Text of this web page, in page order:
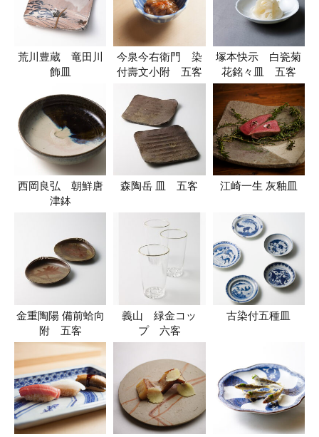
荒川豊蔵 竜田川
飾皿
今泉今右衛門 染
付壽文小附 五客
塚本快示 白瓷菊
花銘々皿 五客
西岡良弘 朝鮮唐
津鉢
森陶岳 皿 五客 江崎一生 灰釉皿
金重陶陽 備前蛤向
附 五客
義山 緑金コッ
プ 六客
古染付五種皿